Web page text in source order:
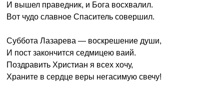
И вышел праведник, и Бога восхвалил.
Вот чудо славное Спаситель совершил.
Суббота Лазарева — воскрешение души,
И пост закончится седмицею ваий.
Поздравить Христиан я всех хочу,
Храните в сердце веры негасимую свечу!